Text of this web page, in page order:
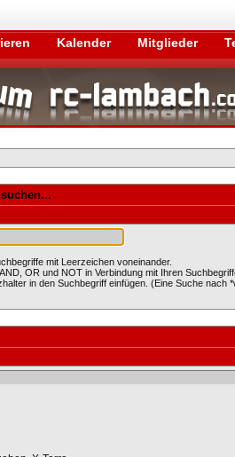
Kalender Mitglieder
mit Leerzeichen voneinander.
OR und NOT in Verbindung mit Ihren
in den Suchbegriff einfügen. (Eine Suche nach